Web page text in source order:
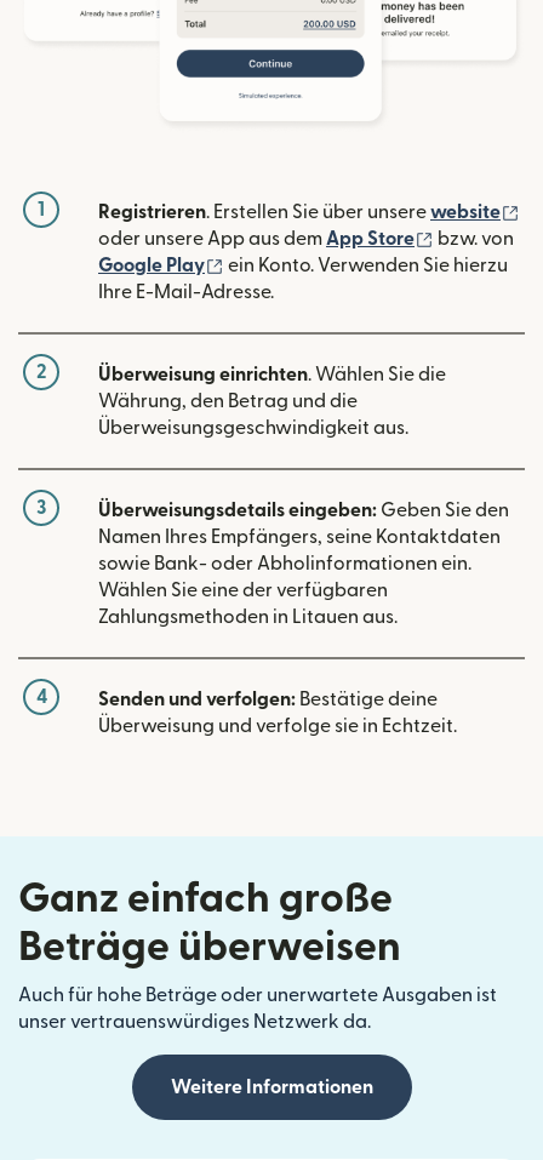
1 Registrieren. Erstellen Sie über unserewebsite
oder unsere App aus dem App Store (wird in
bzw. von
Google Play
(wird in einem neuen Fenster
ein Konto. Verwenden Sie hierzu
Ihre E-Mail-Adresse.
2 Überweisung einrichten. Wählen Sie die
Währung, den Betrag und die
Überweisungsgeschwindigkeit aus.
3 Überweisungsdetails eingeben: Geben Sie den
Namen Ihres Empfängers, seine Kontaktdaten
sowie Bank- oder Abholinformationen ein.
Wählen Sie eine der verfügbaren
Zahlungsmethoden in Litauen aus.
4 Senden und verfolgen: Bestätige deine
Überweisung und verfolge sie in Echtzeit.
Ganz einfach große
Beträge überweisen
Auch für hohe Beträge oder unerwartete Ausgaben ist
unser vertrauenswürdiges Netzwerk da.
Weitere Informationen